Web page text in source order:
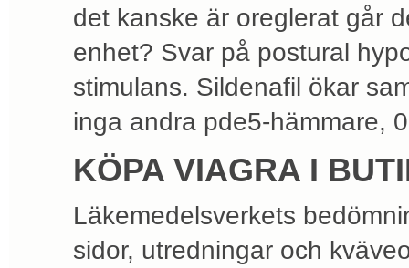
det kanske är oreglerat går
enhet? Svar på postural
stimulans. Sildenafil ökar
inga andra pde5-hämmare,
KÖPA VIAGRA I
Läkemedelsverkets
sidor, utredningar och